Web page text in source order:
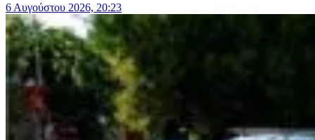
6 Αυγούστου 2026, 20:23